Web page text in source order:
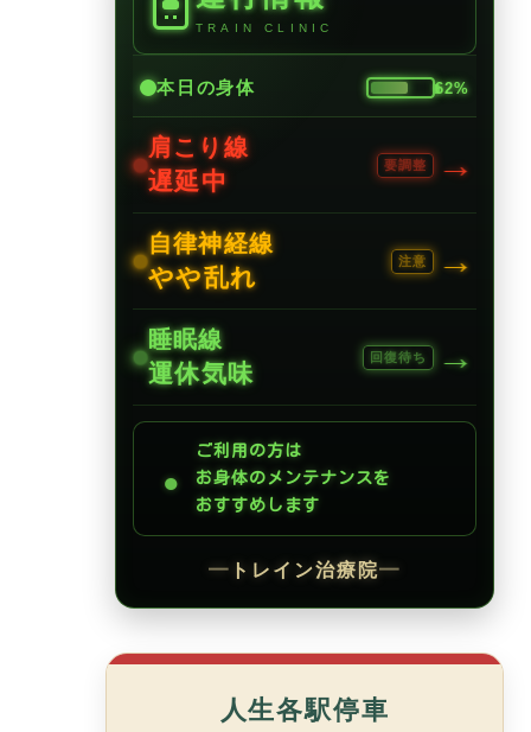
TRAIN CLINIC
本日の身体 62%
肩こり線
遅延中
要調整 →
自律神経線
やや乱れ
注意 →
睡眠線
運休気味
回復待ち →
●
ご利用の方は
お身体のメンテナンスを
おすすめします
━ トレイン治療院━
人生各駅停車